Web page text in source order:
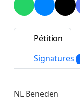
Pétition
Signatures
NL Beneden